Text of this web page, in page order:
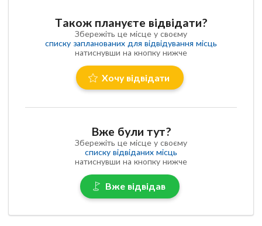
Також плануєте відвідати?
Збережіть це місце у своєму
списку запланованих для відвідування місць
натиснувши на кнопку нижче
Хочу відвідати
Вже були тут?
Збережіть це місце у своєму
списку відвіданих місць
натиснувши на кнопку нижче
Вже відвідав